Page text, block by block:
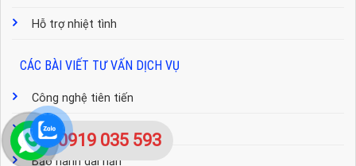
Hỗ trợ nhiệt tình
CÁC BÀI VIẾT TƯ VẤN DỊCH VỤ
Công nghệ tiên tiến
Dịch vụ chu đáo
Bảo hành dài hạn
0919 035 593